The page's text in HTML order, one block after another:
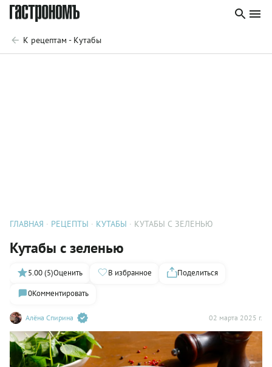
К рецептам - Кутабы
ГЛАВНАЯ РЕЦЕПТЫ КУТАБЫ КУТАБЫ С ЗЕЛЕНЬЮ
Кутабы с зеленью
Алёна Спирина 02 марта 2025 г.
5.00 (5)Оценить В избранное
Поделиться
0Комментировать